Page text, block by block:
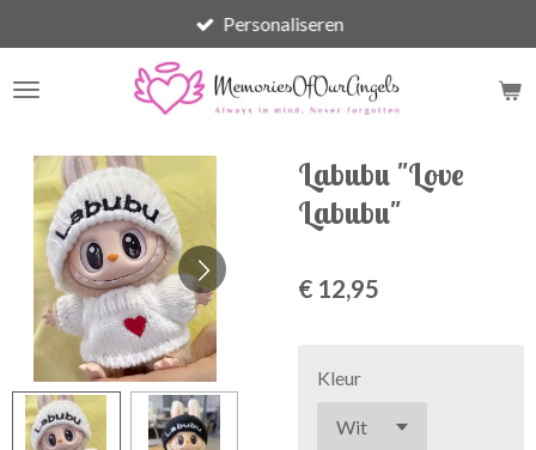
direct
naar
Personaliseren
Labubu "Love
Labubu"
€ 12,95
Kleur